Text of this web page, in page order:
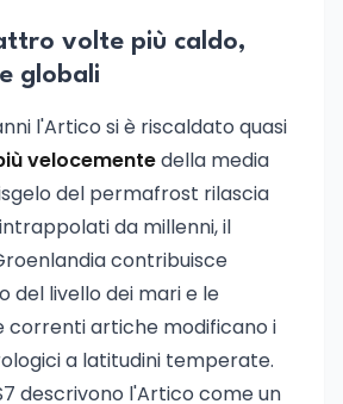
volte più caldo,
globali
l'Artico si è riscaldato quasi
velocementedella media
del permafrost rilascia
da millenni, il
contribuisce
del livello dei mari e le
correnti artiche modificano i
a latitudini temperate.
descrivono l'Artico come un